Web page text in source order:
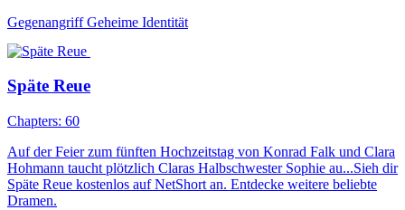
GegenangriffGeheime Identität
Späte Reue
Chapters: 60
Auf der Feier zum fünften Hochzeitstag von Konrad Falk und Clara
Hohmann taucht plötzlich Claras Halbschwester Sophie au...Sieh dir
Späte Reue kostenlos auf NetShort an. Entdecke weitere beliebte
Dramen.